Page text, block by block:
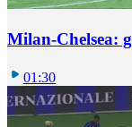
Milan-Chelsea:
01:30